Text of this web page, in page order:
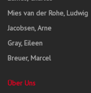
Mies van der Rohe, Ludwig
Jacobsen, Arne
Gray, Eileen
Breuer, Marcel
Über Uns